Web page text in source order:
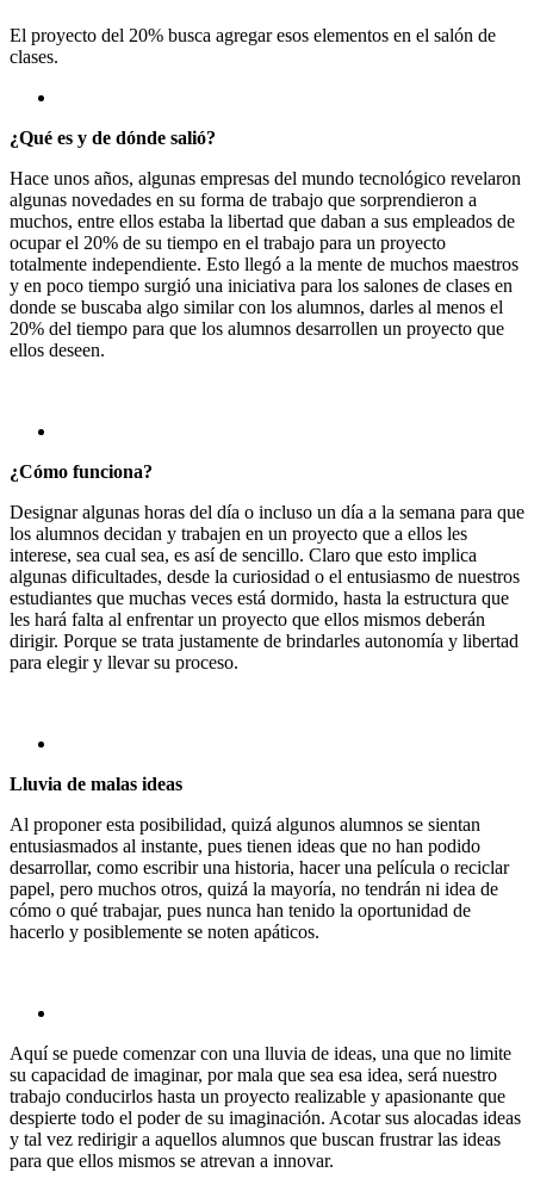
El proyecto del 20% busca agregar esos elementos en el salón de
clases.
¿Qué es y de dónde salió?
Hace unos años, algunas empresas del mundo tecnológico revelaron
algunas novedades en su forma de trabajo que sorprendieron a
muchos, entre ellos estaba la libertad que daban a sus empleados de
ocupar el 20% de su tiempo en el trabajo para un proyecto
totalmente independiente. Esto llegó a la mente de muchos maestros
y en poco tiempo surgió una iniciativa para los salones de clases en
donde se buscaba algo similar con los alumnos, darles al menos el
20% del tiempo para que los alumnos desarrollen un proyecto que
ellos deseen.
¿Cómo funciona?
Designar algunas horas del día o incluso un día a la semana para que
los alumnos decidan y trabajen en un proyecto que a ellos les
interese, sea cual sea, es así de sencillo. Claro que esto implica
algunas dificultades, desde la curiosidad o el entusiasmo de nuestros
estudiantes que muchas veces está dormido, hasta la estructura que
les hará falta al enfrentar un proyecto que ellos mismos deberán
dirigir. Porque se trata justamente de brindarles autonomía y libertad
para elegir y llevar su proceso.
Lluvia de malas ideas
Al proponer esta posibilidad, quizá algunos alumnos se sientan
entusiasmados al instante, pues tienen ideas que no han podido
desarrollar, como escribir una historia, hacer una película o reciclar
papel, pero muchos otros, quizá la mayoría, no tendrán ni idea de
cómo o qué trabajar, pues nunca han tenido la oportunidad de
hacerlo y posiblemente se noten apáticos.
Aquí se puede comenzar con una lluvia de ideas, una que no limite
su capacidad de imaginar, por mala que sea esa idea, será nuestro
trabajo conducirlos hasta un proyecto realizable y apasionante que
despierte todo el poder de su imaginación. Acotar sus alocadas ideas
y tal vez redirigir a aquellos alumnos que buscan frustrar las ideas
para que ellos mismos se atrevan a innovar.